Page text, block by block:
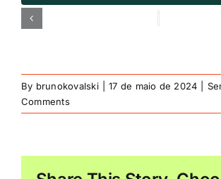
By brunokovalski 17 de maio de 2024
Comments